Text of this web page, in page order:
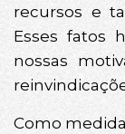
recursos e
Esses fatos
nossas
Como